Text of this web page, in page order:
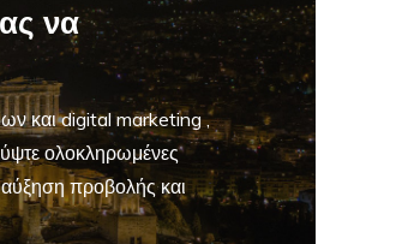
να
και digital marketing,
ολοκληρωμένες
προβολής και